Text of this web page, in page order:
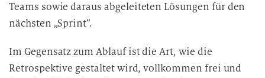
Teams sowie daraus abgeleiteten Lösungen für den
nächsten „Sprint“.
Im Gegensatz zum Ablauf ist die Art, wie die
Retrospektive gestaltet wird, vollkommen frei und